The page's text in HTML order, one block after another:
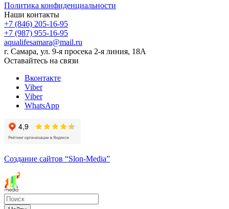
Политика конфиденциальности
Наши контакты
+7 (846) 205-16-95
+7 (987) 955-16-95
aqualifesamara@mail.ru
г. Самара, ул. 9-я просека 2-я линия, 18А
Оставайтесь на связи
Вконтакте
Viber
Viber
WhatsApp
Создание сайтов “Slon-Media”